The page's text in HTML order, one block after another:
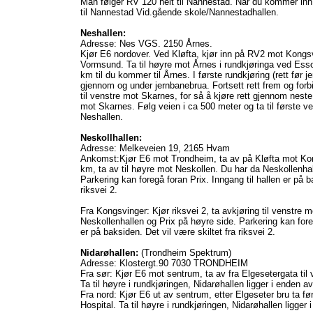
til Nannestad Vid.gående skole/Nannestadhallen.
Neshallen:
Adresse: Nes VGS. 2150 Årnes.
Kjør E6 nordover. Ved Kløfta, kjør inn på RV2 mot
Vormsund. Ta til høyre mot Årnes i rundkjøringa ved
km til du kommer til Årnes. I første rundkjøring (rett før
gjennom og under jernbanebrua. Fortsett rett frem og
til venstre mot Skarnes, for så å kjøre rett gjennom
mot Skarnes. Følg veien i ca 500 meter og ta til første
Neshallen.
Neskollhallen:
Adresse: Melkeveien 19, 2165 Hvam
Ankomst:Kjør E6 mot Trondheim, ta av på Kløfta mot
km, ta av til høyre mot Neskollen. Du har da
Parkering kan foregå foran Prix. Inngang til hallen er på
riksvei 2.
Fra Kongsvinger: Kjør riksvei 2, ta avkjøring til venstre
Neskollenhallen og Prix på høyre side. Parkering kan
er på baksiden. Det vil være skiltet fra riksvei 2.
Nidarøhallen: (Trondheim Spektrum)
Adresse: Klostergt.90 7030 TRONDHEIM
Fra sør: Kjør E6 mot sentrum, ta av fra Elgesetergata til
Ta til høyre i rundkjøringen, Nidarøhallen ligger i enden
Fra nord: Kjør E6 ut av sentrum, etter Elgeseter bru ta
Hospital. Ta til høyre i rundkjøringen, Nidarøhallen